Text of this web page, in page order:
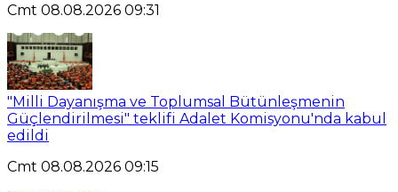
Cmt 08.08.2026 09:31
"Milli Dayanışma ve Toplumsal Bütünleşmenin
Güçlendirilmesi" teklifi Adalet Komisyonu'nda kabul
edildi
Cmt 08.08.2026 09:15